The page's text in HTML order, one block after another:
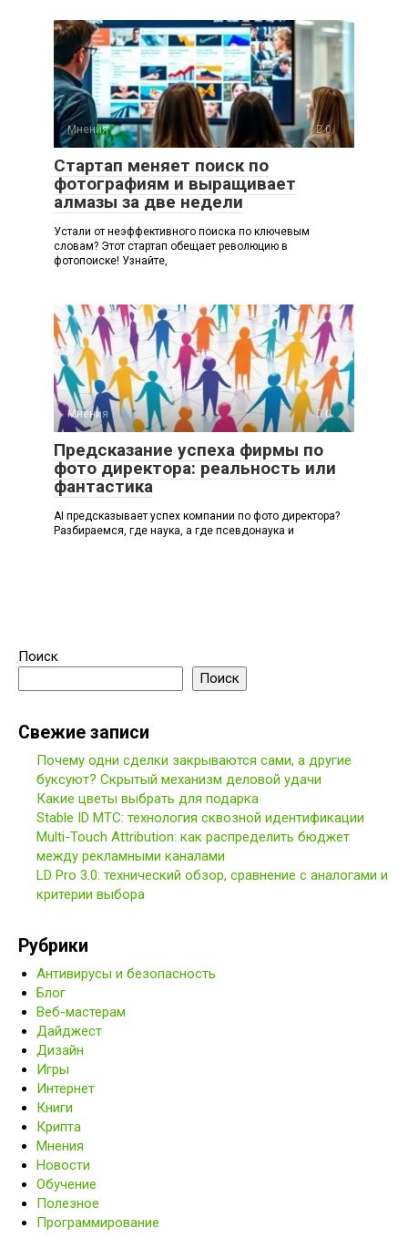
Мнения 0
Стартап меняет поиск по
фотографиям и выращивает
алмазы за две недели
Устали от неэффективного поиска по ключевым
словам? Этот стартап обещает революцию в
фотопоиске! Узнайте,
Мнения 0
Предсказание успеха фирмы по
фото директора: реальность или
фантастика
AI предсказывает успех компании по фото директора?
Разбираемся, где наука, а где псевдонаука и
Поиск
Поиск
Свежие записи
Почему одни сделки закрываются сами, а другие
буксуют? Скрытый механизм деловой удачи
Какие цветы выбрать для подарка
Stable ID МТС: технология сквозной идентификации
Multi-Touch Attribution: как распределить бюджет
между рекламными каналами
LD Pro 3.0: технический обзор, сравнение с аналогами и
критерии выбора
Рубрики
Антивирусы и безопасность
Блог
Веб-мастерам
Дайджест
Дизайн
Игры
Интернет
Книги
Крипта
Мнения
Новости
Обучение
Полезное
Программирование